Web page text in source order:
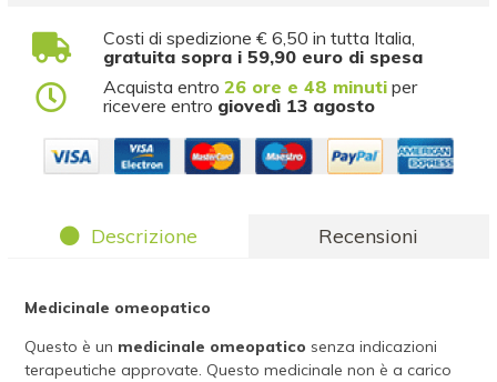
Costi di spedizione € 6,50 in tutta Italia,
gratuita sopra i 59,90 euro di spesa
Acquista entro26 ore e 48 minuti per
ricevere entro giovedì 13 agosto
Descrizione Recensioni
Medicinale omeopatico
Questo è un medicinale omeopatico senza indicazioni
terapeutiche approvate. Questo medicinale non è a carico